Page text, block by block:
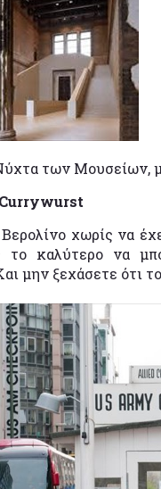
των Μουσείων,
Currywurst
χωρίς να
καλύτερο να
μην ξεχάσετε ότι